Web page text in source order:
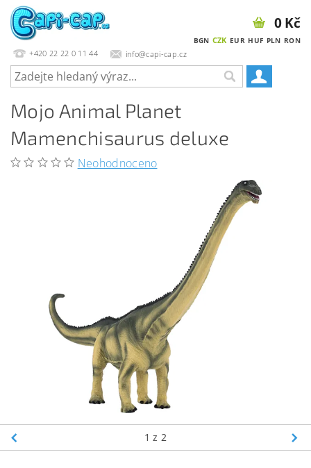
+420 22 22 0 11 44 info@capi-cap.cz
BGN CZK EUR HUF PLN RON
0 Kč
Mojo Animal Planet
Mamenchisaurus deluxe
Neohodnoceno
1 z 2